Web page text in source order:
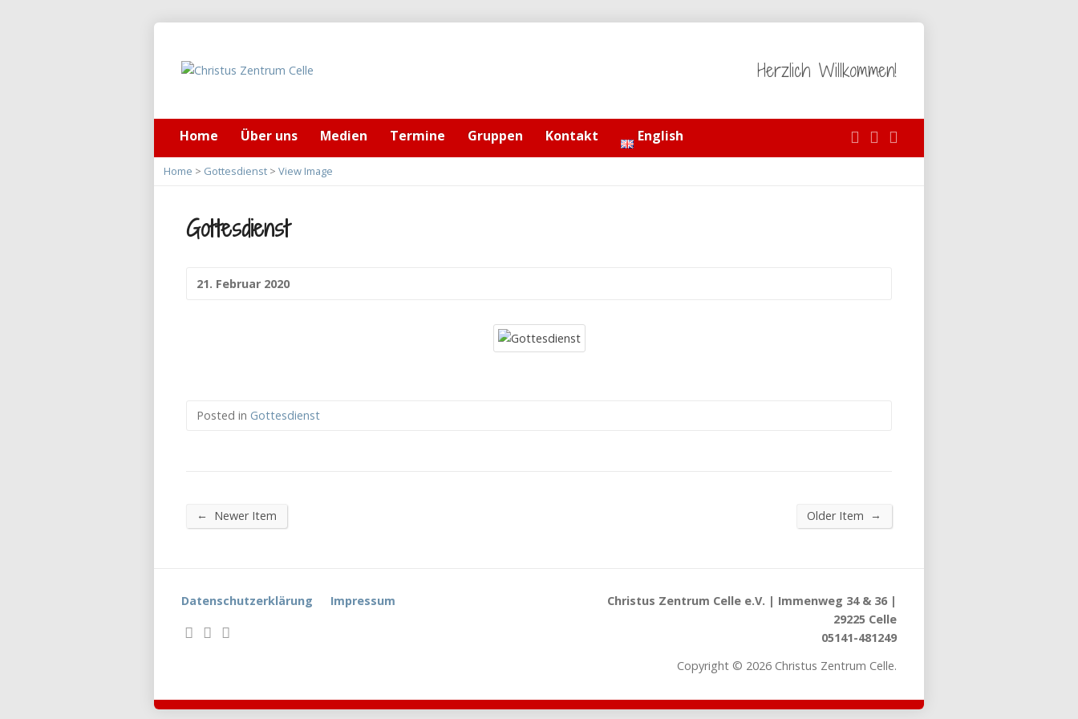
Herzlich Willkommen!
Home Über uns Medien Termine Gruppen Kontakt English
Home > Gottesdienst > View Image
Gottesdienst
21. Februar 2020
Posted in Gottesdienst
← Newer Item Older Item →
Datenschutzerklärung Impressum
Christus Zentrum Celle e.V. | Immenweg 34 & 36 |
29225 Celle
05141-481249
Copyright © 2026 Christus Zentrum Celle.